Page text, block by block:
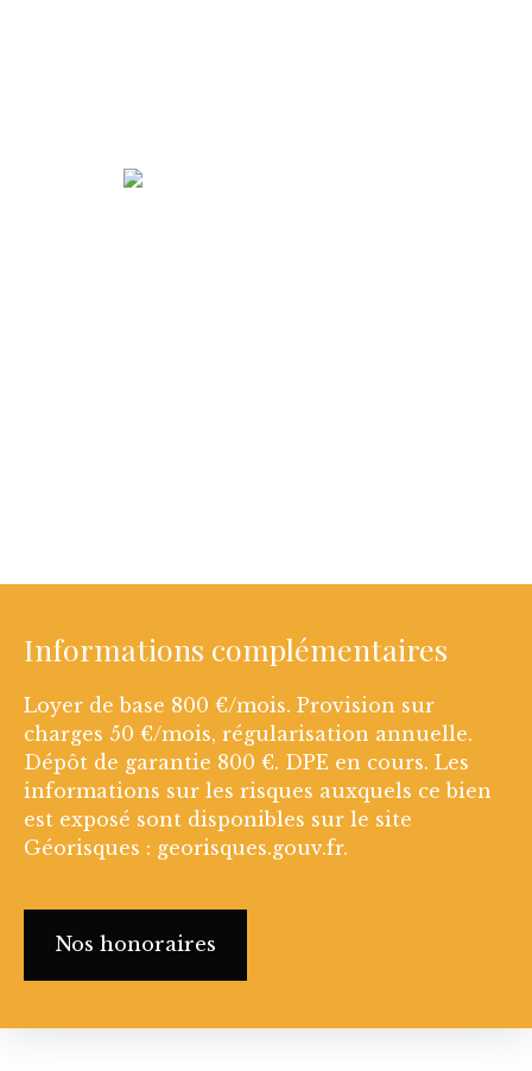
Informations complémentaires
Loyer de base 800 €/mois. Provision sur
charges 50 €/mois, régularisation annuelle.
Dépôt de garantie 800 €. DPE en cours. Les
informations sur les risques auxquels ce bien
est exposé sont disponibles sur le site
Géorisques : georisques.gouv.fr.
Nos honoraires